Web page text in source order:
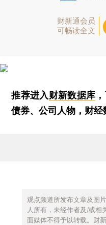
财新通会员
可畅读全文
推荐进入财新数据库
债券、公司人物，财经
观点频道所发布文章及图
人所有，未经作者及/或相
面媒体不得予以转载。财